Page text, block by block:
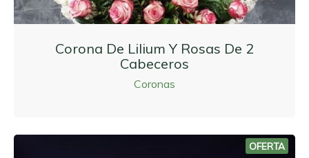
Corona De Lilium Y Rosas De 2
Cabeceros
Coronas
OFERTA